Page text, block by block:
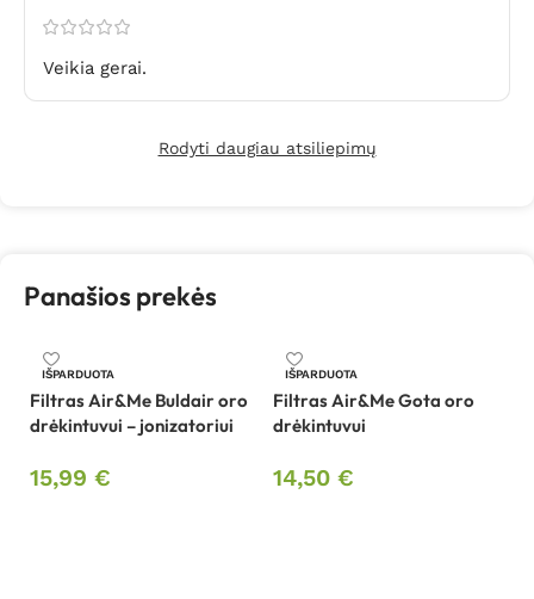
Veikia gerai.
Rodyti daugiau atsiliepimų
Panašios prekės
IŠPARDUOTA
Filtras Air&Me Buldair oro
drėkintuvui – jonizatoriui
15,99 €
IŠPARDUOTA
Filtras Air&Me Gota oro
drėkintuvui
14,50 €